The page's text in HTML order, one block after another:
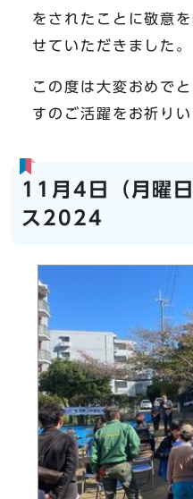
をされたことに敬意
せていただきました。
この度は大変おめで
すのご活躍をお祈りい
11月4日（月曜
ス2024